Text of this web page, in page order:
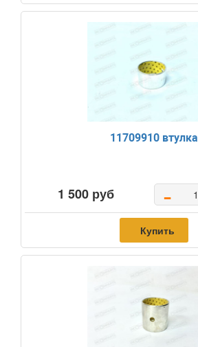
11709910 втулка
1 500 руб -
Купить